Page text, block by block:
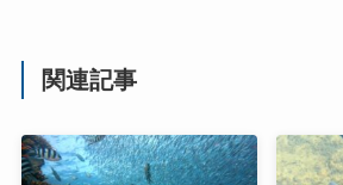
関連記事